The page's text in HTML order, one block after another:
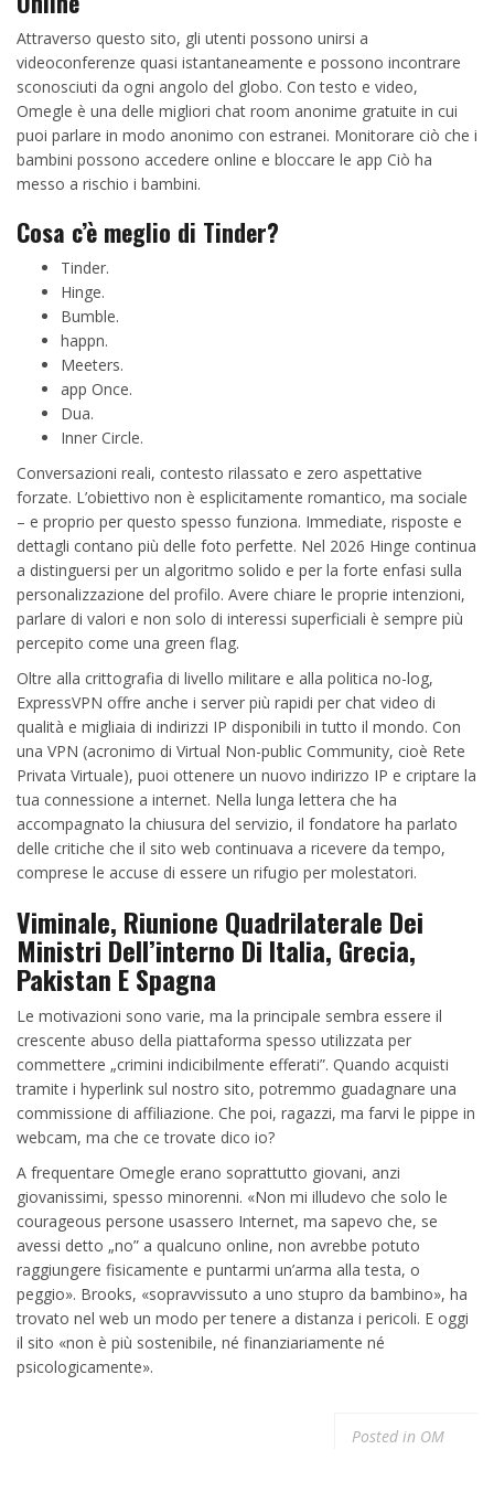
Attraverso questo sito, gli utenti possono unirsi a
videoconferenze quasi istantaneamente e possono incontrare
sconosciuti da ogni angolo del globo. Con testo e video,
Omegle è una delle migliori chat room anonime gratuite in cui
puoi parlare in modo anonimo con estranei. Monitorare ciò che i
bambini possono accedere online e bloccare le app Ciò ha
messo a rischio i bambini.
Cosa c’è meglio di Tinder?
Tinder.
Hinge.
Bumble.
happn.
Meeters.
app Once.
Dua.
Inner Circle.
Conversazioni reali, contesto rilassato e zero aspettative
forzate. L’obiettivo non è esplicitamente romantico, ma sociale
– e proprio per questo spesso funziona. Immediate, risposte e
dettagli contano più delle foto perfette. Nel 2026 Hinge continua
a distinguersi per un algoritmo solido e per la forte enfasi sulla
personalizzazione del profilo. Avere chiare le proprie intenzioni,
parlare di valori e non solo di interessi superficiali è sempre più
percepito come una green flag.
Oltre alla crittografia di livello militare e alla politica no-log,
ExpressVPN offre anche i server più rapidi per chat video di
qualità e migliaia di indirizzi IP disponibili in tutto il mondo. Con
una VPN (acronimo di Virtual Non-public Community, cioè Rete
Privata Virtuale), puoi ottenere un nuovo indirizzo IP e criptare la
tua connessione a internet. Nella lunga lettera che ha
accompagnato la chiusura del servizio, il fondatore ha parlato
delle critiche che il sito web continuava a ricevere da tempo,
comprese le accuse di essere un rifugio per molestatori.
Viminale, Riunione Quadrilaterale Dei
Ministri Dell’interno Di Italia, Grecia,
Pakistan E Spagna
Le motivazioni sono varie, ma la principale sembra essere il
crescente abuso della piattaforma spesso utilizzata per
commettere „crimini indicibilmente efferati”. Quando acquisti
tramite i hyperlink sul nostro sito, potremmo guadagnare una
commissione di affiliazione. Che poi, ragazzi, ma farvi le pippe in
webcam, ma che ce trovate dico io?
A frequentare Omegle erano soprattutto giovani, anzi
giovanissimi, spesso minorenni. «Non mi illudevo che solo le
courageous persone usassero Internet, ma sapevo che, se
avessi detto „no” a qualcuno online, non avrebbe potuto
raggiungere fisicamente e puntarmi un’arma alla testa, o
peggio». Brooks, «sopravvissuto a uno stupro da bambino», ha
trovato nel web un modo per tenere a distanza i pericoli. E oggi
il sito «non è più sostenibile, né finanziariamente né
psicologicamente».
Posted in OM